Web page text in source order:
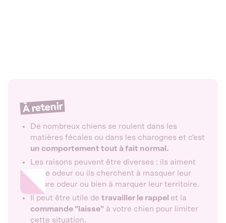
À retenir
De nombreux chiens se roulent dans les
matières fécales ou dans les charognes et c'est
un comportement tout à fait normal.
Les raisons peuvent être diverses : ils aiment
cette odeur ou ils cherchent à masquer leur
propre odeur ou bien à marquer leur territoire.
Il peut être utile de travailler le rappel et la
commande "laisse" à votre chien pour limiter
cette situation.